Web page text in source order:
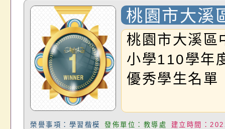
宥霆
桃園市大溪
民小學110
假作業優秀
桃園市大溪區
小學110學年
優秀學生名單
榮譽事項：學習楷模 發佈單位：教導處 建立時間：